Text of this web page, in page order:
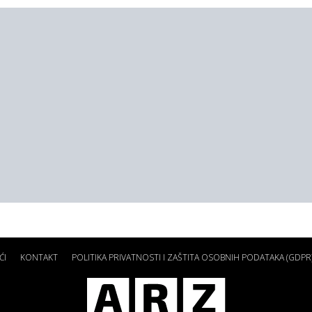
KONTAKT POLITIKA PRIVATNOSTI I ZAŠTITA OSOBNIH PODATAKA